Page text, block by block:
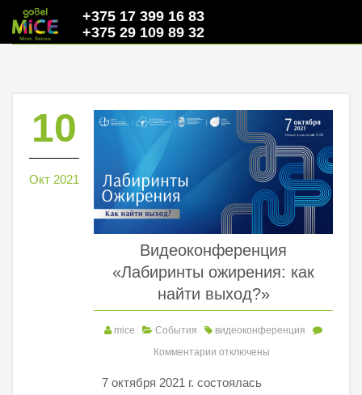
+375 17 399 16 83
+375 29 109 89 32
10
Окт 2021
Видеоконференция
«Лабиринты ожирения: как
найти выход?»
mice События
видеоконференция
Комментарии отключены
7 октября 2021 г. состоялась